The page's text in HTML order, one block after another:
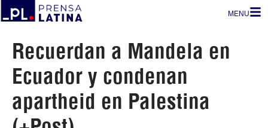
MENU
Recuerdan a Mandela en
Ecuador y condenan
apartheid en Palestina